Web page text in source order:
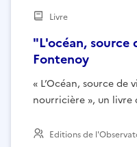
"L'océan, source
Fontenoy
« L’Océan, source
nourricière », un livre
Livre
Editions de